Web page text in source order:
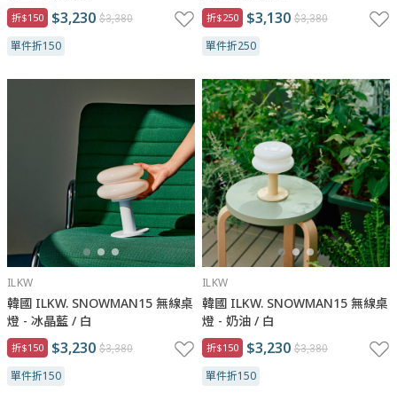
折$150 $3,230 $3,380
單件折150
折$250 $3,130 $3,380
單件折250
ILKW
韓國 ILKW. SNOWMAN15 無線桌
燈 - 冰晶藍 / 白
折$150 $3,230 $3,380
單件折150
ILKW
韓國 ILKW. SNOWMAN15 無線桌
燈 - 奶油 / 白
折$150 $3,230 $3,380
單件折150